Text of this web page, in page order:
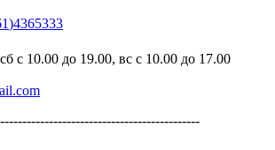
)4365333
с 10.00 до 19.00, вс с 10.00 до 17.00